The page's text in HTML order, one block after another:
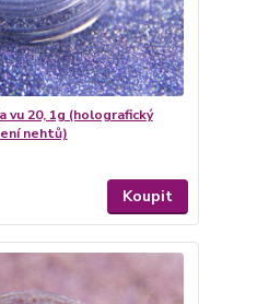
vu 20, 1g (holografický
nehtů)
Koupit